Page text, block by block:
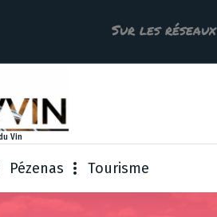
Sur les réseaux
Vin
Pézenas Tourisme